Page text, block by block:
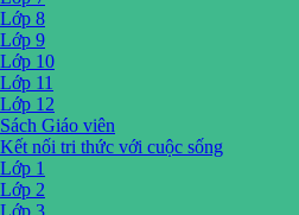
Lớp 8
Lớp 9
Lớp 10
Lớp 11
Lớp 12
Sách Giáo viên
Kết nối tri thức với cuộc sống
Lớp 1
Lớp 2
Lớp 3